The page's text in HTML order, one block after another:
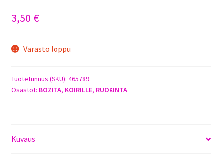
3,50 €
Varasto loppu
Tuotetunnus (SKU): 465789
Osastot: BOZITA, KOIRILLE, RUOKINTA
Kuvaus